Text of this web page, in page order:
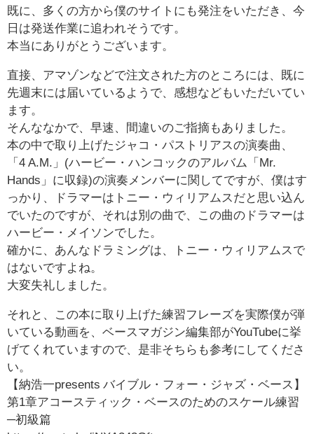
既に、多くの方から僕のサイトにも発注をいただき、今
日は発送作業に追われそうです。
本当にありがとうございます。
直接、アマゾンなどで注文された方のところには、既に
先週末には届いているようで、感想などもいただいてい
ます。
そんななかで、早速、間違いのご指摘もありました。
本の中で取り上げたジャコ・パストリアスの演奏曲、
「4 A.M.」(ハービー・ハンコックのアルバム「Mr.
Hands」に収録)の演奏メンバーに関してですが、僕はす
っかり、ドラマーはトニー・ウィリアムスだと思い込ん
でいたのですが、それは別の曲で、この曲のドラマーは
ハービー・メイソンでした。
確かに、あんなドラミングは、トニー・ウィリアムスで
はないですよね。
大変失礼しました。
それと、この本に取り上げた練習フレーズを実際僕が弾
いている動画を、ベースマガジン編集部がYouTubeに挙
げてくれていますので、是非そちらも参考にしてくださ
い。
【納浩一presents バイブル・フォー・ジャズ・ベース】
第1章アコースティック・ベースのためのスケール練習
─初級篇